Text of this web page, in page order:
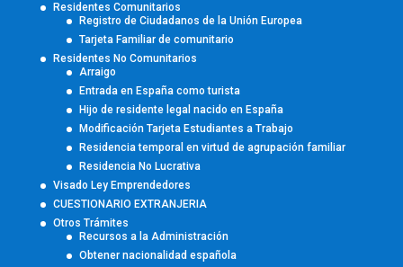
Residentes Comunitarios
Registro de Ciudadanos de la Unión Europea
Tarjeta Familiar de comunitario
Residentes No Comunitarios
Arraigo
Entrada en España como turista
Hijo de residente legal nacido en España
Modificación Tarjeta Estudiantes a Trabajo
Residencia temporal en virtud de agrupación familiar
Residencia No Lucrativa
Visado Ley Emprendedores
CUESTIONARIO EXTRANJERIA
Otros Trámites
Recursos a la Administración
Obtener nacionalidad española